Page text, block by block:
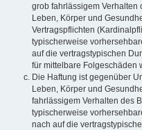
grob fahrlässigem Verhalten
Leben, Körper und
Vertragspflichten
typischerweise
auf die vertragstypischen
für mittelbare Folgeschäden
Die Haftung ist gegenüber
Leben, Körper und
fahrlässigem Verhalten des
typischerweise
nach auf die